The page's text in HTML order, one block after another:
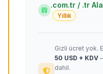
.com.tr / .tr
Yıllık
Gizli ücret yok.
50 USD + KDV
dahil.